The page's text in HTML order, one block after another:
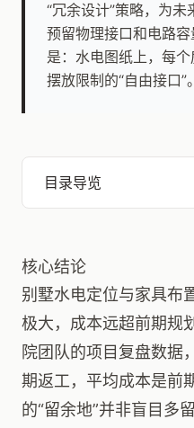
“冗余设计”策略，为
预留物理接口和电路
是：水电图纸上，每
摆放限制的“自由接口”。
目录导览
核心结论
别墅水电定位与家具布
极大，成本远超前期规
院团队的项目复盘数据
期返工，平均成本是前
的“留余地”并非盲目多